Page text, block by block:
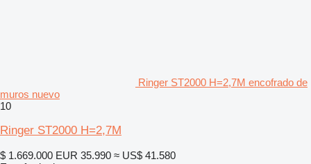
Ringer ST2000 H=2,7M encofrado de
muros nuevo
10
Ringer ST2000 H=2,7M
$ 1.669.000 EUR 35.990 ≈ US$ 41.580